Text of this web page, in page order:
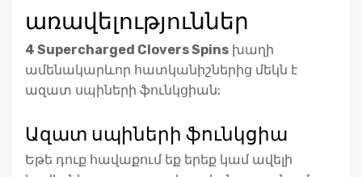
առավելություններ
4 Supercharged Clovers Spins խաղի
ամենակարևոր հատկանիշներից մեկն է
ազատ սպիների ֆունկցիան:
Ազատ սպիների ֆունկցիա
Եթե դուք հավաքում եք երեք կամ ավելի